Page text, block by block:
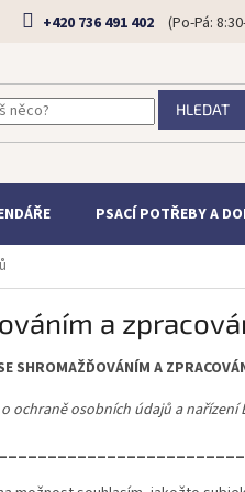
+420 736 491 402
HLEDAT
PSACÍ POTŘEBY A
a
SHROMAŽĎOVÁNÍM A
ochraně osobních údajů a